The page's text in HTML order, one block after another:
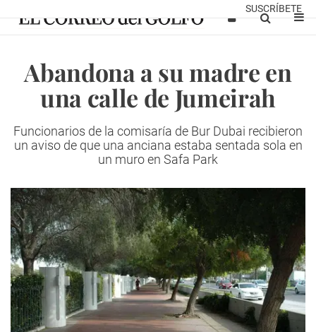
SUSCRÍBETE
Abandona a su madre en
una calle de Jumeirah
Funcionarios de la comisaría de Bur Dubai recibieron
un aviso de que una anciana estaba sentada sola en
un muro en Safa Park